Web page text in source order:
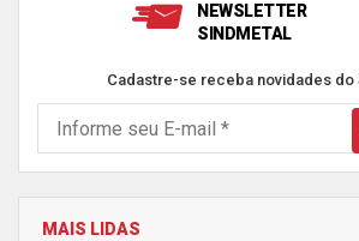
NEWSLETTER
SINDMETAL
Cadastre-se receba novidades do
MAIS LIDAS